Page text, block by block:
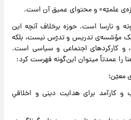
علمیّه» و محتوای عمیق آن است.
و نارسا است. حوزه برخلاف آنچه این
مؤسّسه‌ی تدریس و تدرّس نیست، بلکه
و کارکردهای اجتماعی و سیاسی است.
را عمدتاً میتوان این‌گونه فهرست کرد:
کارآمد برای هدایت دینی و اخلاقیِ